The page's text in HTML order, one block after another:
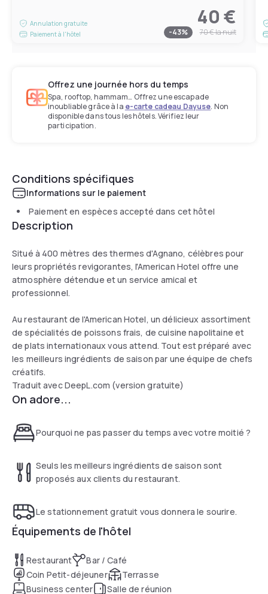
Annulation gratuite
Paiement à l'hôtel
40 €
-43% 70 €la nuit
Offrez une journée hors du temps
Spa, rooftop, hammam… Offrez une escapade
inoubliable grâce à la e-carte cadeau Dayuse. Non
disponible dans tous les hôtels. Vérifiez leur
participation.
Conditions spécifiques
Informations sur le paiement
Paiement en espèces accepté dans cet hôtel
Description
Situé à 400 mètres des thermes d'Agnano, célèbres pour
leurs propriétés revigorantes, l'American Hotel offre une
atmosphère détendue et un service amical et
professionnel.
Au restaurant de l'American Hotel, un délicieux assortiment
de spécialités de poissons frais, de cuisine napolitaine et
de plats internationaux vous attend. Tout est préparé avec
les meilleurs ingrédients de saison par une équipe de chefs
créatifs.
Traduit avec DeepL.com (version gratuite)
On adore...
Pourquoi ne pas passer du temps avec votre moitié ?
Seuls les meilleurs ingrédients de saison sont
proposés aux clients du restaurant.
Le stationnement gratuit vous donnera le sourire.
Équipements de l'hôtel
Restaurant
Bar / Café
Coin Petit-déjeuner
Terrasse
Business center
Salle de réunion